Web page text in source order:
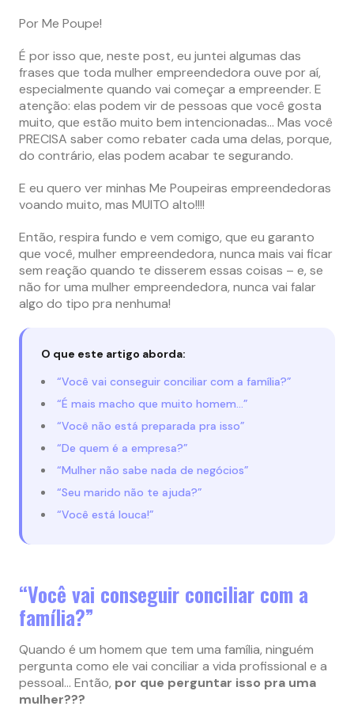
Por Me Poupe!
É por isso que, neste post, eu juntei algumas das
frases que toda mulher empreendedora ouve por aí,
especialmente quando vai começar a empreender. E
atenção: elas podem vir de pessoas que você gosta
muito, que estão muito bem intencionadas… Mas você
PRECISA saber como rebater cada uma delas, porque,
do contrário, elas podem acabar te segurando.
E eu quero ver minhas Me Poupeiras empreendedoras
voando muito, mas MUITO alto!!!!
Então, respira fundo e vem comigo, que eu garanto
que você, mulher empreendedora, nunca mais vai ficar
sem reação quando te disserem essas coisas – e, se
não for uma mulher empreendedora, nunca vai falar
algo do tipo pra nenhuma!
O que este artigo aborda:
“Você vai conseguir conciliar com a família?”
“É mais macho que muito homem…”
“Você não está preparada pra isso”
“De quem é a empresa?”
“Mulher não sabe nada de negócios”
“Seu marido não te ajuda?”
“Você está louca!”
“Você vai conseguir conciliar com a
família?”
Quando é um homem que tem uma família, ninguém
pergunta como ele vai conciliar a vida profissional e a
pessoal… Então, por que perguntar isso pra uma
mulher???